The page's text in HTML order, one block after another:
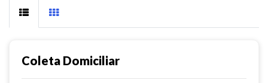
Coleta Domiciliar